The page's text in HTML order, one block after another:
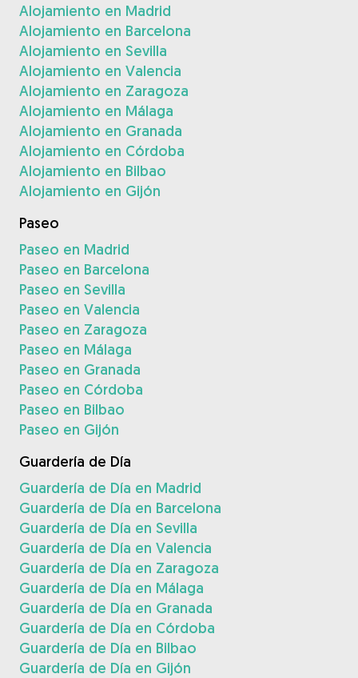
Alojamiento en Madrid
Alojamiento en Barcelona
Alojamiento en Sevilla
Alojamiento en Valencia
Alojamiento en Zaragoza
Alojamiento en Málaga
Alojamiento en Granada
Alojamiento en Córdoba
Alojamiento en Bilbao
Alojamiento en Gijón
Paseo
Paseo en Madrid
Paseo en Barcelona
Paseo en Sevilla
Paseo en Valencia
Paseo en Zaragoza
Paseo en Málaga
Paseo en Granada
Paseo en Córdoba
Paseo en Bilbao
Paseo en Gijón
Guardería de Día
Guardería de Día en Madrid
Guardería de Día en Barcelona
Guardería de Día en Sevilla
Guardería de Día en Valencia
Guardería de Día en Zaragoza
Guardería de Día en Málaga
Guardería de Día en Granada
Guardería de Día en Córdoba
Guardería de Día en Bilbao
Guardería de Día en Gijón